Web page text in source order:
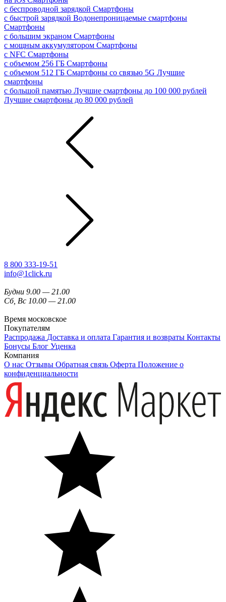
с беспроводной зарядкой Смартфоны
с быстрой зарядкой Водонепроницаемые смартфоны
Смартфоны
с большим экраном Смартфоны
с мощным аккумулятором Смартфоны
с NFC Смартфоны
с объемом 256 ГБ Смартфоны
с объемом 512 ГБ Смартфоны со связью 5G Лучшие
смартфоны
с большой памятью Лучшие смартфоны до 100 000 рублей
Лучшие смартфоны до 80 000 рублей
8 800 333-19-51
info@1click.ru
Будни 9.00 — 21.00
Сб, Вс 10.00 — 21.00
Время московское
Покупателям
Распродажа Доставка и оплата Гарантия и возвраты Контакты
Бонусы Блог Уценка
Компания
О нас Отзывы Обратная связь Оферта Положение о
конфиденциальности